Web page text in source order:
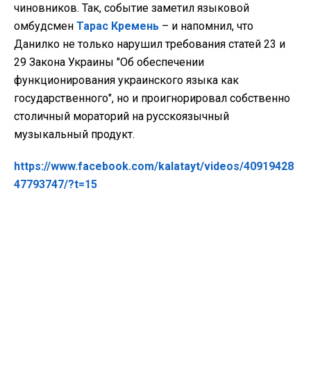
чиновников. Так, событие заметил языковой
омбудсмен Тарас Кремень – и напомнил, что
Данилко не только нарушил требования статей 23 и
29 Закона Украины "Об обеспечении
функционирования украинского языка как
государственного", но и проигнорировал собственно
столичный мораторий на русскоязычный
музыкальный продукт.
https://www.facebook.com/kalatayt/videos/40919428
47793747/?t=15